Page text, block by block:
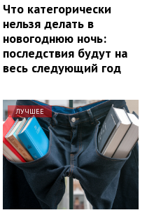
Что категорически
нельзя делать в
новогоднюю ночь:
последствия будут на
весь следующий год
ЛУЧШЕЕ